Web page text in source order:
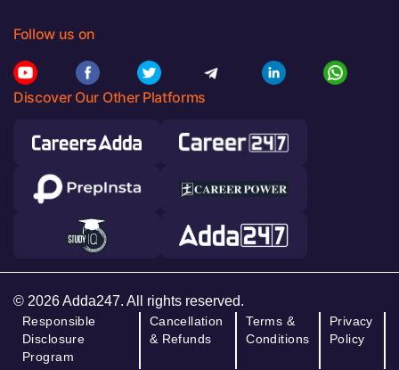
Follow us on
Discover Our Other Platforms
© 2026 Adda247. All rights reserved.
Responsible
Disclosure
Program
Cancellation
& Refunds
Terms &
Conditions
Privacy
Policy